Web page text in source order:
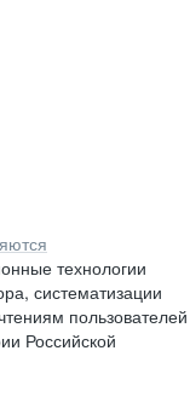
технологии
систематизации
пользователей
Российской